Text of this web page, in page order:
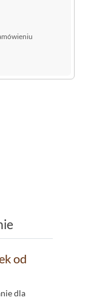
od
dla